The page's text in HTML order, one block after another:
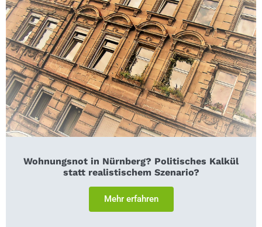
Wohnungsnot in Nürnberg? Politisches Kalkül
statt realistischem Szenario?
Mehr erfahren